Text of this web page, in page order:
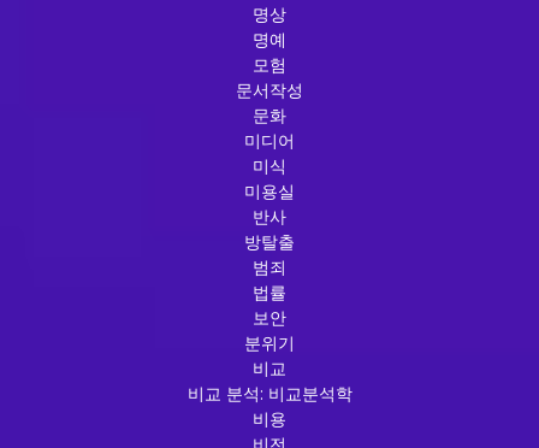
명상
명예
모험
문서작성
문화
미디어
미식
미용실
반사
방탈출
범죄
법률
보안
분위기
비교
비교 분석: 비교분석학
비용
비전